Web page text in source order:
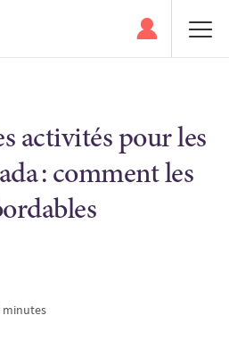
activités pour les
: comment les
minutes